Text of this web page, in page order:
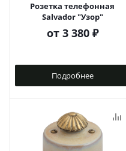
Розетка телефонная
Salvador "Узор"
от 3 380 ₽
Подробнее